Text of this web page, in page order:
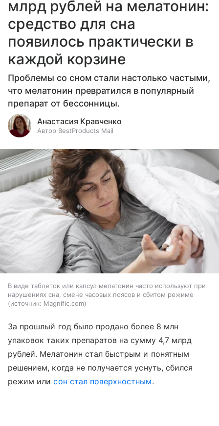
млрд рублей на мелатонин:
средство для сна
появилось практически в
каждой корзине
Проблемы со сном стали настолько частыми,
что мелатонин превратился в популярный
препарат от бессонницы.
Анастасия Кравченко
Автор BestProducts Mail
В виде таблеток или капсул мелатонин часто используют при
нарушениях сна, смене часовых поясов и сбитом режиме
источник: Magnific.com
За прошлый год было продано более 8 млн
упаковок таких препаратов на сумму 4,7 млрд
рублей. Мелатонин стал быстрым и понятным
решением, когда не получается уснуть, сбился
режим илисон стал поверхностным.